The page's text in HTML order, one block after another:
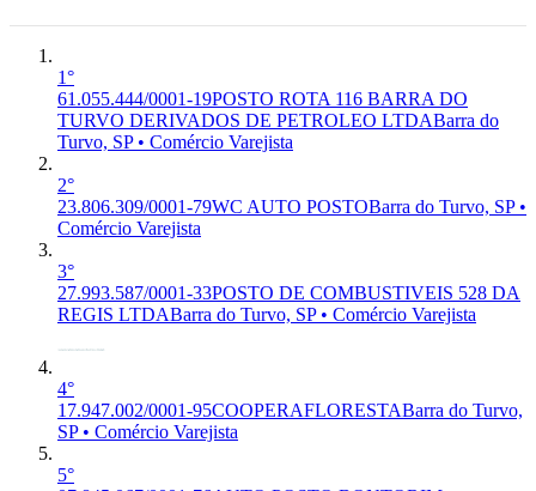
1°
61.055.444/0001-19POSTO ROTA 116 BARRA DO
TURVO DERIVADOS DE PETROLEO LTDABarra do
Turvo, SP • Comércio Varejista
2°
23.806.309/0001-79WC AUTO POSTOBarra do Turvo, SP •
Comércio Varejista
3°
27.993.587/0001-33POSTO DE COMBUSTIVEIS 528 DA
REGIS LTDABarra do Turvo, SP • Comércio Varejista
4°
17.947.002/0001-95COOPERAFLORESTABarra do Turvo,
SP • Comércio Varejista
5°